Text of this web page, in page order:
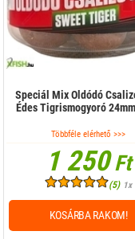
Speciál Mix Oldódó
Édes Tigrismogyoró
Többféle elérhető >>>
1 250Ft
(5) 1x
KOSÁRBA RAKOM!